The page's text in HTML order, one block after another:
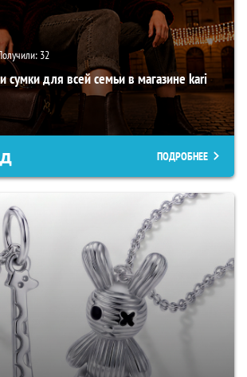
32
сумки для всей семьи в магазине kari
ПОДРОБНЕЕ